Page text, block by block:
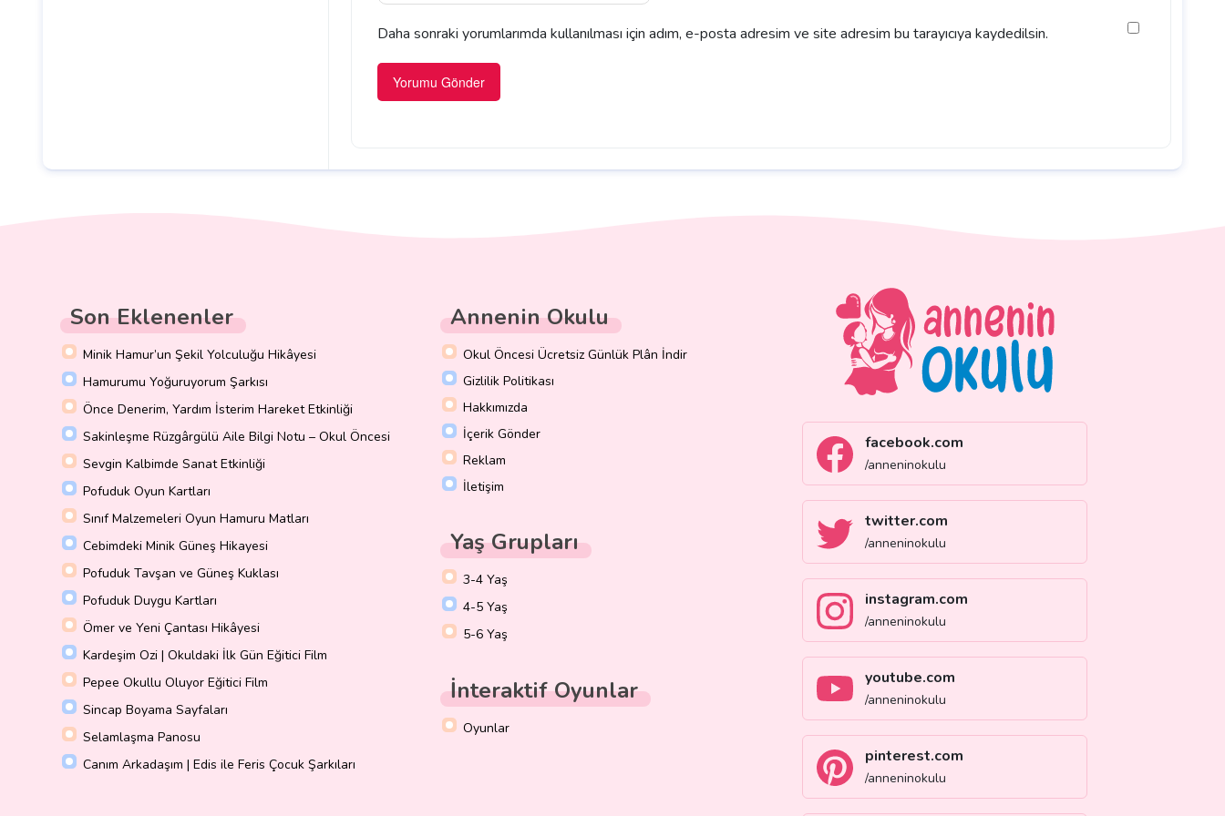
Daha sonraki yorumlarımda kullanılması için adım, e-posta adresim ve site adresim bu tarayıcıya kaydedilsin.
Son Eklenenler
Minik Hamur’un Şekil Yolculuğu Hikâyesi
Hamurumu Yoğuruyorum Şarkısı
Önce Denerim, Yardım İsterim Hareket Etkinliği
Sakinleşme Rüzgârgülü Aile Bilgi Notu – Okul Öncesi
Sevgin Kalbimde Sanat Etkinliği
Pofuduk Oyun Kartları
Sınıf Malzemeleri Oyun Hamuru Matları
Cebimdeki Minik Güneş Hikayesi
Pofuduk Tavşan ve Güneş Kuklası
Pofuduk Duygu Kartları
Ömer ve Yeni Çantası Hikâyesi
Kardeşim Ozi | Okuldaki İlk Gün Eğitici Film
Pepee Okullu Oluyor Eğitici Film
Sincap Boyama Sayfaları
Selamlaşma Panosu
Canım Arkadaşım | Edis ile Feris Çocuk Şarkıları
Annenin Okulu
Okul Öncesi Ücretsiz Günlük Plân İndir
Gizlilik Politikası
Hakkımızda
İçerik Gönder
Reklam
İletişim
Yaş Grupları
3-4 Yaş
4-5 Yaş
5-6 Yaş
İnteraktif Oyunlar
Oyunlar
facebook.com
/anneninokulu
twitter.com
/anneninokulu
instagram.com
/anneninokulu
youtube.com
/anneninokulu
pinterest.com
/anneninokulu